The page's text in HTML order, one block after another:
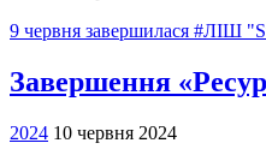
9 червня завершилася #ЛІШ
Завершення
2024 10 червня 2024